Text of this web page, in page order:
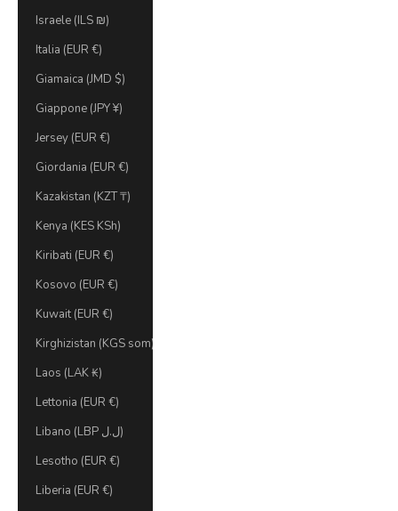
Israele (ILS ₪)
Italia (EUR €)
Giamaica (JMD $)
Giappone (JPY ¥)
Jersey (EUR €)
Giordania (EUR €)
Kazakistan (KZT ₸)
Kenya (KES KSh)
Kiribati (EUR €)
Kosovo (EUR €)
Kuwait (EUR €)
Kirghizistan (KGS som)
Laos (LAK ₭)
Lettonia (EUR €)
Libano (LBP ل.ل)
Lesotho (EUR €)
Liberia (EUR €)